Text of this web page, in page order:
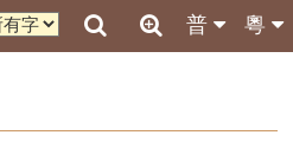
粵
普